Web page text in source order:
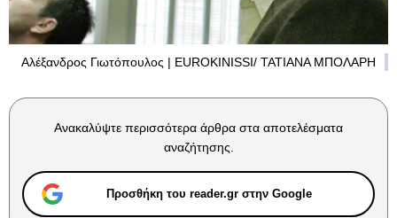
Αλέξανδρος Γιωτόπουλος | EUROKINISSI/ ΤΑΤΙΑΝΑ ΜΠΟΛΑΡΗ
Ανακαλύψτε περισσότερα άρθρα στα αποτελέσματα
αναζήτησης.
Προσθήκη του reader.gr στην Google